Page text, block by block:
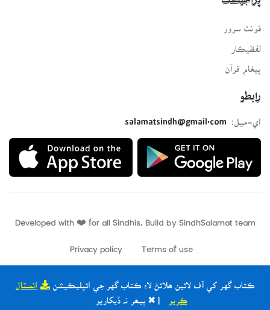
ڪتاب گهر کي آف لائين ھلائڻ لاءِ ڪتاب گهر جي ائپليڪيشن انسٽال
| ✖ ٻيھر نہ ڏيکاريو
فونٽ سرور
لفظيڪار
پيغامِ قرآن
رابطو
اي-ميل:
salamatsindh@gmail.com
Developed with ❤️ for all Sindhis. Build by SindhSalamat
Terms of use
Privacy policy